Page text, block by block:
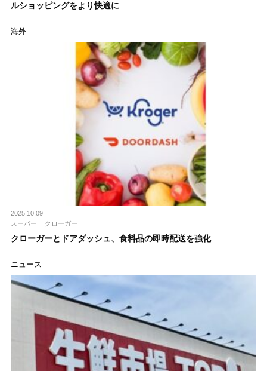
ルショッピングをより快適に
海外
2025.10.09
スーパー
クローガー
クローガーとドアダッシュ、食料品の即時配送を強化
ニュース